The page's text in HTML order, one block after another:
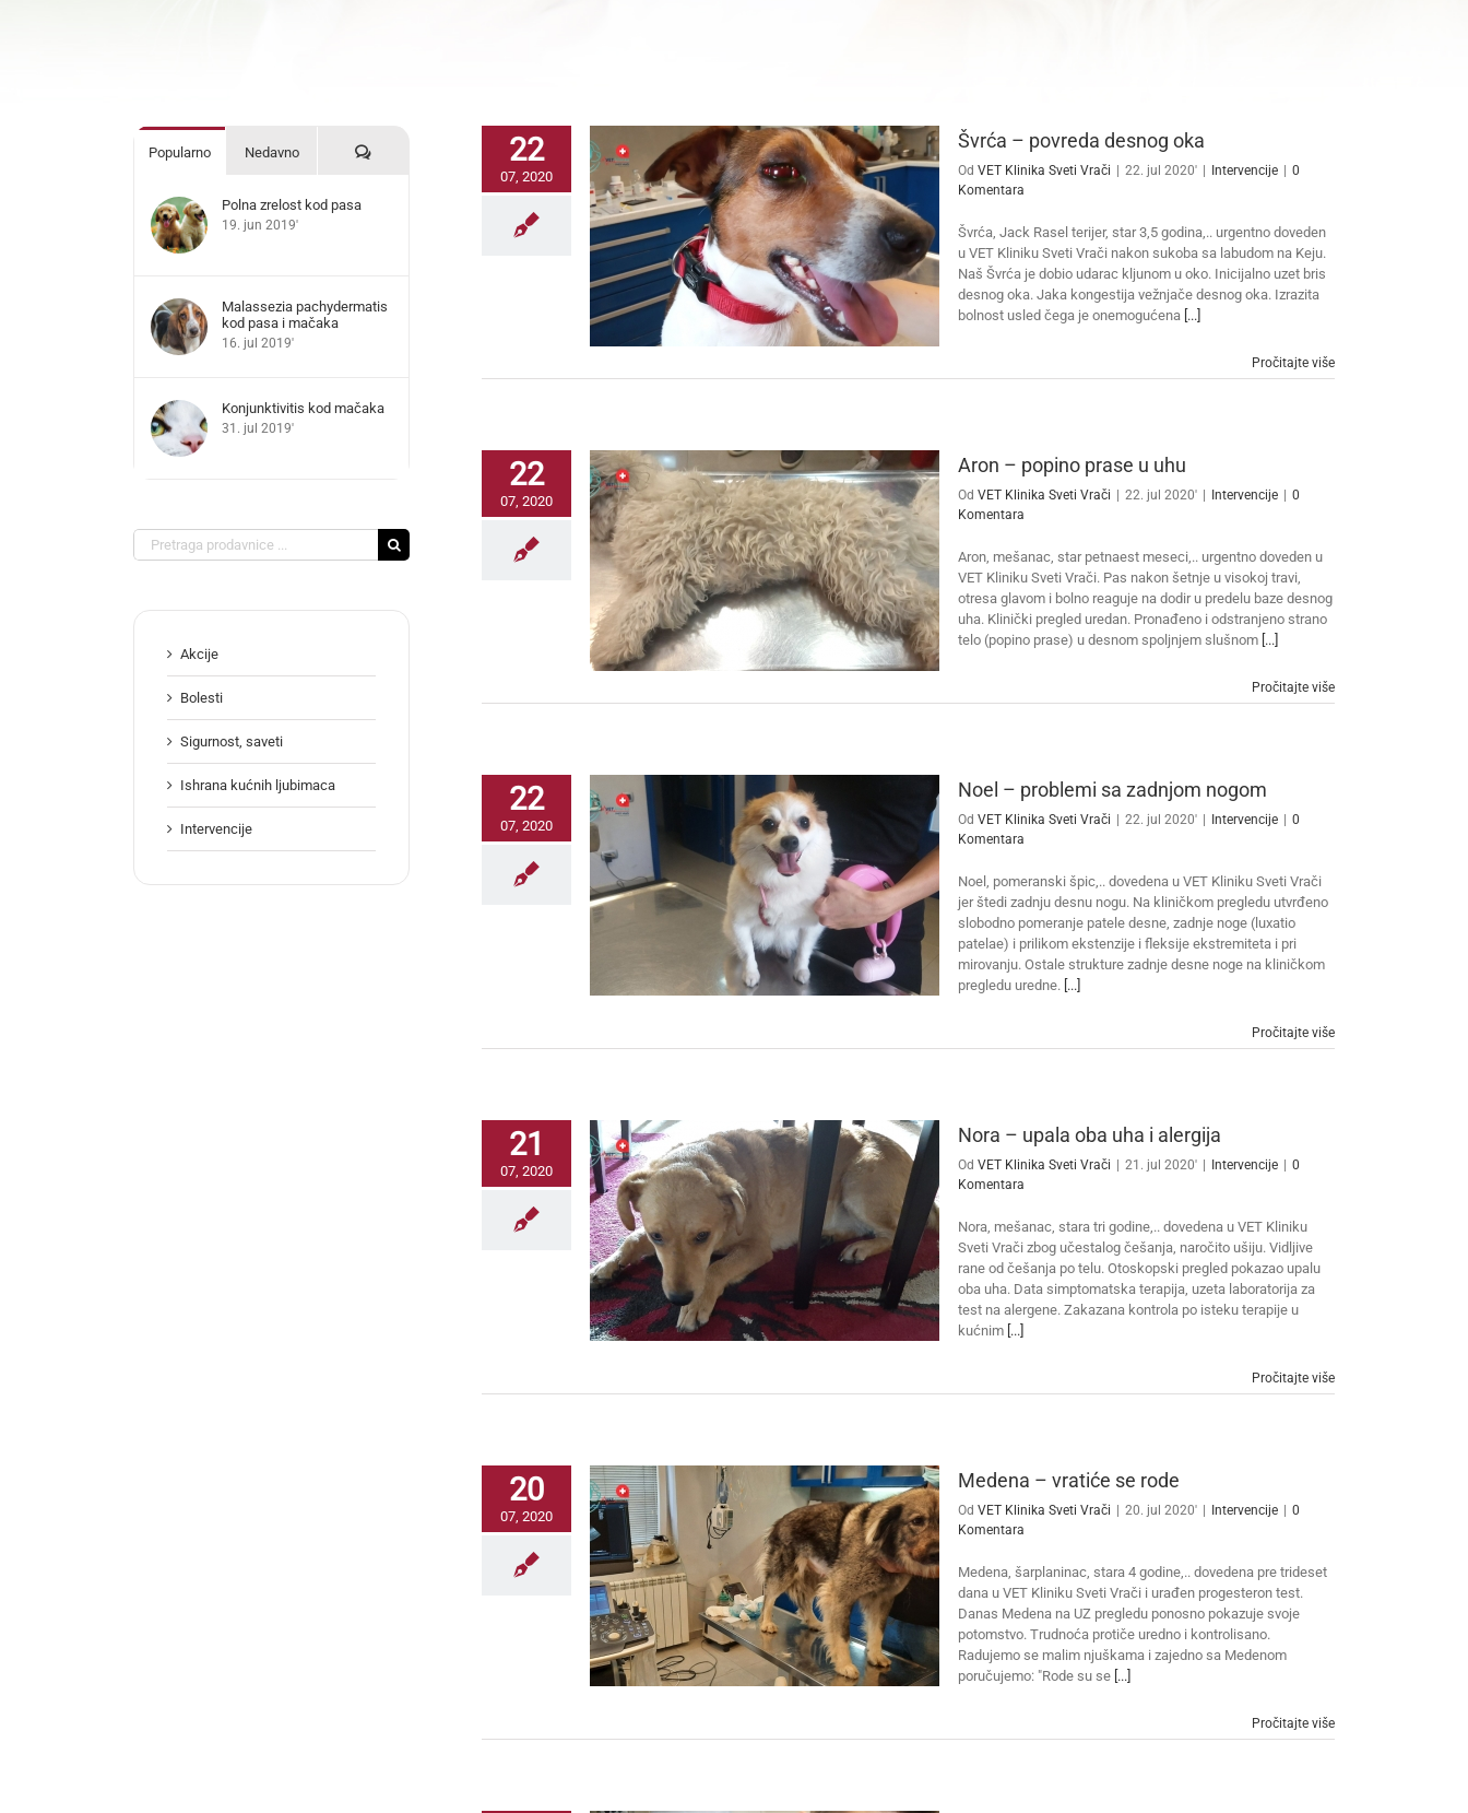
22
07, 2020
Švrća – povreda desnog oka
Od VET Klinika Sveti Vrači 22. jul 2020' Intervencije
0
Komentara
Švrća, Jack Rasel terijer, star 3,5 godina,.. urgentno doveden
u VET Kliniku Sveti Vrači nakon sukoba sa labudom na Keju.
Naš Švrća je dobio udarac kljunom u oko. Inicijalno uzet bris
desnog oka. Jaka kongestija vežnjače desnog oka. Izrazita
bolnost usled čega je onemogućena [...]
Pročitajte više
22
07, 2020
Aron – popino prase u uhu
Od VET Klinika Sveti Vrači 22. jul 2020' Intervencije
0
Komentara
Aron, mešanac, star petnaest meseci,.. urgentno doveden u
VET Kliniku Sveti Vrači. Pas nakon šetnje u visokoj travi,
otresa glavom i bolno reaguje na dodir u predelu baze desnog
uha. Klinički pregled uredan. Pronađeno i odstranjeno strano
telo (popino prase) u desnom spoljnjem slušnom [...]
Pročitajte više
22
07, 2020
Noel – problemi sa zadnjom nogom
Od VET Klinika Sveti Vrači 22. jul 2020' Intervencije
0
Komentara
Noel, pomeranski špic,.. dovedena u VET Kliniku Sveti Vrači
jer štedi zadnju desnu nogu. Na kliničkom pregledu utvrđeno
slobodno pomeranje patele desne, zadnje noge (luxatio
patelae) i prilikom ekstenzije i fleksije ekstremiteta i pri
mirovanju. Ostale strukture zadnje desne noge na kliničkom
pregledu uredne. [...]
Pročitajte više
21
07, 2020
Nora – upala oba uha i alergija
Od VET Klinika Sveti Vrači 21. jul 2020' Intervencije
0
Komentara
Nora, mešanac, stara tri godine,.. dovedena u VET Kliniku
Sveti Vrači zbog učestalog češanja, naročito ušiju. Vidljive
rane od češanja po telu. Otoskopski pregled pokazao upalu
oba uha. Data simptomatska terapija, uzeta laboratorija za
test na alergene. Zakazana kontrola po isteku terapije u
kućnim [...]
Pročitajte više
20
07, 2020
Medena – vratiće se rode
Od VET Klinika Sveti Vrači 20. jul 2020' Intervencije
0
Komentara
Medena, šarplaninac, stara 4 godine,.. dovedena pre trideset
dana u VET Kliniku Sveti Vrači i urađen progesteron test.
Danas Medena na UZ pregledu ponosno pokazuje svoje
potomstvo. Trudnoća protiče uredno i kontrolisano.
Radujemo se malim njuškama i zajedno sa Medenom
poručujemo: "Rode su se [...]
Pročitajte više
Popularno Nedavno Komentari
Polna zrelost kod pasa
19. jun 2019'
Malassezia pachydermatis
kod pasa i mačaka
16. jul 2019'
Konjunktivitis kod mačaka
31. jul 2019'
Search
for:
Akcije
Bolesti
Sigurnost, saveti
Ishrana kućnih ljubimaca
Intervencije